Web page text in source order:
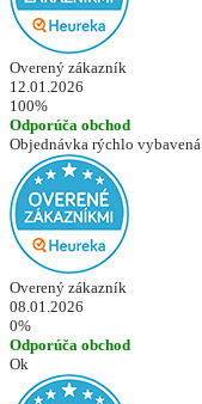
Overený zákazník
12.01.2026
100%
Odporúča obchod
Objednávka rýchlo vybavená
Overený zákazník
08.01.2026
0%
Odporúča obchod
Ok